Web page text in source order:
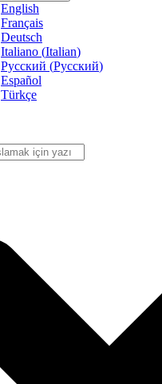
English
Français
Deutsch
Italiano (Italian)
Русский (Pусский)
Español
Türkçe